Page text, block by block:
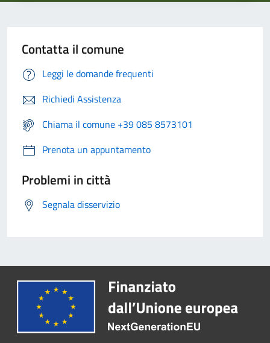
Contatta il comune
Leggi le domande frequenti
Richiedi Assistenza
Chiama il comune +39 085 8573101
Prenota un appuntamento
Problemi in città
Segnala disservizio